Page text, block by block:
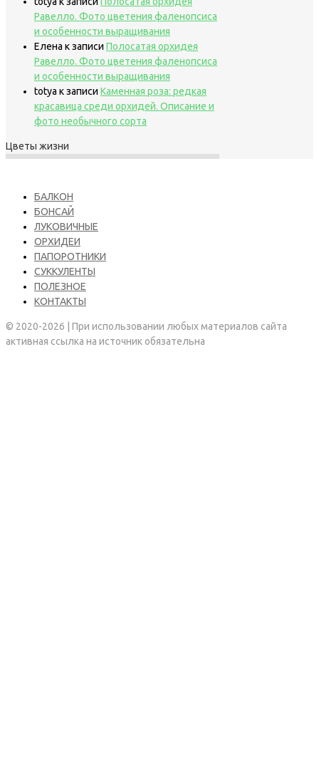
Равелло. Фото цветения фаленопсиса
и особенности выращивания
Елена к записи Полосатая орхидея
Равелло. Фото цветения фаленопсиса
и особенности выращивания
totya к записи Каменная роза: редкая
красавица среди орхидей. Описание и
фото необычного сорта
Цветы жизни
БАЛКОН
БОНСАЙ
ЛУКОВИЧНЫЕ
ОРХИДЕИ
ПАПОРОТНИКИ
СУККУЛЕНТЫ
ПОЛЕЗНОЕ
КОНТАКТЫ
© 2020-2026 | При использовании любых материалов сайта
активная ссылка на источник обязательна